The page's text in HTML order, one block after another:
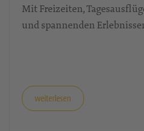
Mit Freizeiten,
und spannenden
weiterlesen